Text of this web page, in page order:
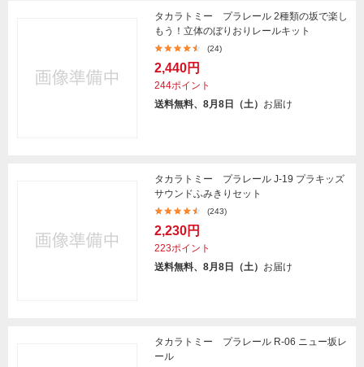
タカラトミー プラレール 2種類の坂で楽し
もう！立体のぼりおりレールキット
(24)
2,440円
244ポイント
送料無料、8月8日（土） お届け
タカラトミー プラレール J-19 プラキッズ
サウンドふみきりセット
(243)
2,230円
223ポイント
送料無料、8月8日（土） お届け
タカラトミー プラレール R-06 ニュー坂レ
ール